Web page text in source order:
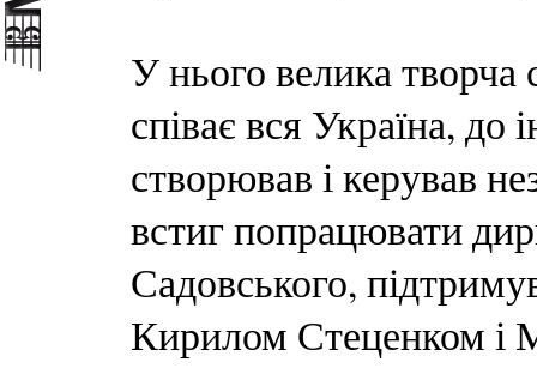
У нього велика творча
співає вся Україна, до
створював і керував
встиг попрацювати
Садовського,
Кирилом Стеценком і